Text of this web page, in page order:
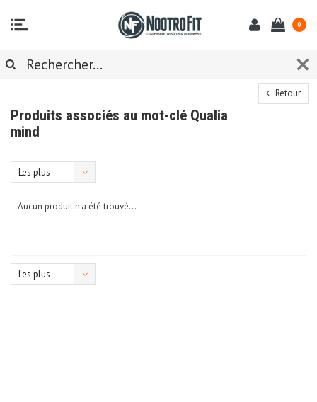
0
Retour
Produits associés au mot-clé Qualia
mind
Les plus
Aucun produit n'a été trouvé...
Les plus